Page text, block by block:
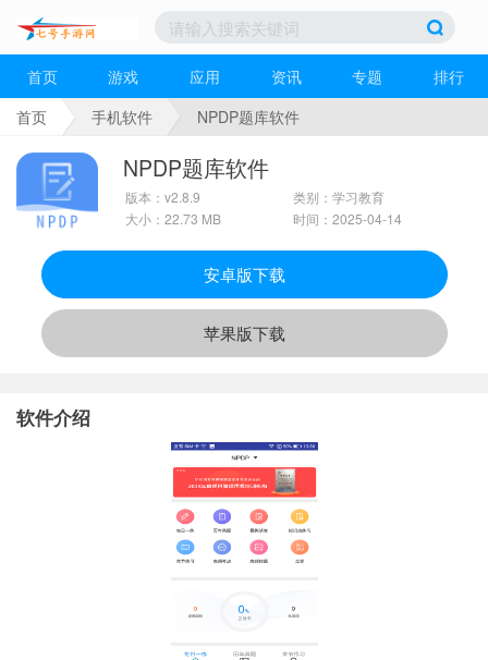
首页 游戏 应用 资讯 专题
排行
首页
手机软件 NPDP题库软件
NPDP题库软件
版本：v2.8.9
大小：22.73 MB
类别：学习教育
时间：2025-04-14
安卓版下载
苹果版下载
软件介绍